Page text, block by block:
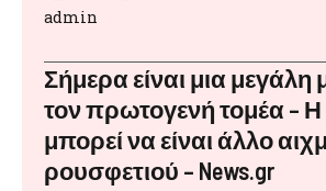
admin
Σήμερα είναι μια μεγάλη
τον πρωτογενή τομέα –
μπορεί να είναι άλλο
ρουσφετιού – News.gr